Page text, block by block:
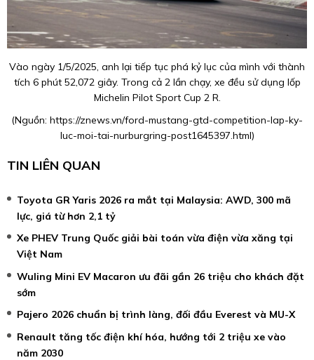
Vào ngày 1/5/2025, anh lại tiếp tục phá kỷ lục của mình với thành
tích 6 phút 52,072 giây. Trong cả 2 lần chạy, xe đều sử dụng lốp
Michelin Pilot Sport Cup 2 R.
(Nguồn: https://znews.vn/ford-mustang-gtd-competition-lap-ky-
luc-moi-tai-nurburgring-post1645397.html)
TIN LIÊN QUAN
Toyota GR Yaris 2026 ra mắt tại Malaysia: AWD, 300 mã
lực, giá từ hơn 2,1 tỷ
Xe PHEV Trung Quốc giải bài toán vừa điện vừa xăng tại
Việt Nam
Wuling Mini EV Macaron ưu đãi gần 26 triệu cho khách đặt
sớm
Pajero 2026 chuẩn bị trình làng, đối đầu Everest và MU-X
Renault tăng tốc điện khí hóa, hướng tới 2 triệu xe vào
năm 2030